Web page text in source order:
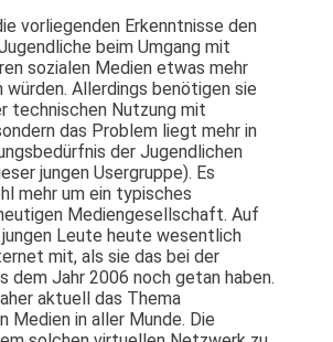
vorliegenden Erkenntnisse den
beim Umgang mit
sozialen Medien etwas mehr
Allerdings benötigen sie
technischen Nutzung mit
das Problem liegt mehr in
der Jugendlichen
jungen Usergruppe). Es
mehr um ein typisches
Mediengesellschaft. Auf
Leute heute wesentlich
mit, als sie das bei der
dem Jahr 2006 noch getan haben.
aktuell das Thema
Medien in aller Munde. Die